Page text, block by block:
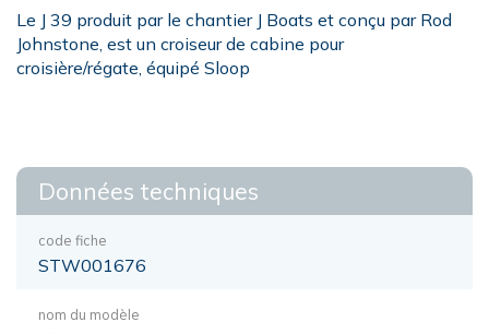
Le J 39 produit par le chantier J Boats et conçu par Rod
Johnstone, est un croiseur de cabine pour
croisière/régate, équipé Sloop
Données techniques
code fiche
STW001676
nom du modèle